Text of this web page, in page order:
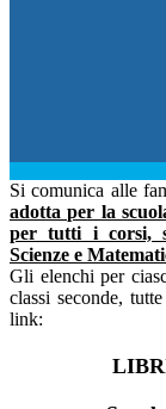
Si comunica alle
adotta per la
per tutti i corsi,
Scienze e
Gli elenchi per
classi seconde,
link: